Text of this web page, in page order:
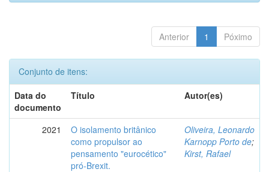
Anterior 1 Póximo
Conjunto de itens:
Data do
documento
Título Autor(es)
2021
O isolamento britânico
como propulsor ao
pensamento "eurocético"
pró-Brexit.
Oliveira, Leonardo
Karnopp Porto de;
Kirst, Rafael